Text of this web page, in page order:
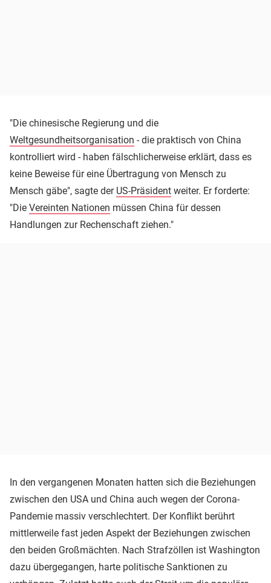
"Die chinesische Regierung und die
Weltgesundheitsorganisation - die praktisch von China
kontrolliert wird - haben fälschlicherweise erklärt, dass es
keine Beweise für eine Übertragung von Mensch zu
Mensch gäbe", sagte der US-Präsident weiter. Er forderte:
"Die Vereinten Nationen müssen China für dessen
Handlungen zur Rechenschaft ziehen."
In den vergangenen Monaten hatten sich die Beziehungen
zwischen den USA und China auch wegen der Corona-
Pandemie massiv verschlechtert. Der Konflikt berührt
mittlerweile fast jeden Aspekt der Beziehungen zwischen
den beiden Großmächten. Nach Strafzöllen ist Washington
dazu übergegangen, harte politische Sanktionen zu